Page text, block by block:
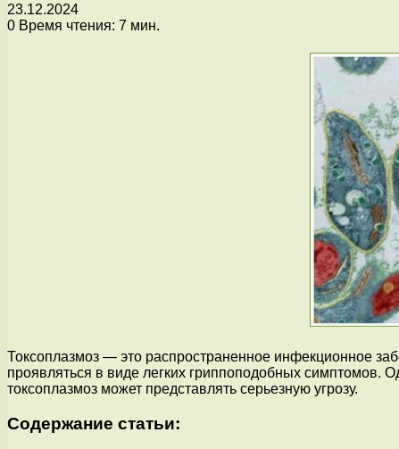
23.12.2024
0 Время чтения: 7 мин.
Токсоплазмоз — это распространенное инфекционное
проявляться в виде легких гриппоподобных
токсоплазмоз может представлять серьезную угрозу.
Содержание статьи: